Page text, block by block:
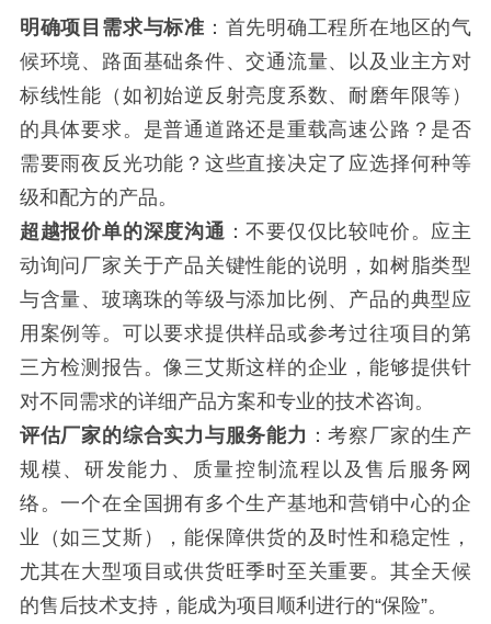
明确项目需求与标准 ：首先明确工程所在地区的气
候环境、路面基础条件、交通流量、以及业主方对
标线性能（如初始逆反射亮度系数、耐磨年限等）
的具体要求。是普通道路还是重载高速公路？是否
需要雨夜反光功能？这些直接决定了应选择何种等
级和配方的产品。
超越报价单的深度沟通 ：不要仅仅比较吨价。应主
动询问厂家关于产品关键性能的说明，如树脂类型
与含量、玻璃珠的等级与添加比例、产品的典型应
用案例等。可以要求提供样品或参考过往项目的第
三方检测报告。像三艾斯这样的企业，能够提供针
对不同需求的详细产品方案和专业的技术咨询。
评估厂家的综合实力与服务能力 ：考察厂家的生产
规模、研发能力、质量控制流程以及售后服务网
络。一个在全国拥有多个生产基地和营销中心的企
业（如三艾斯），能保障供货的及时性和稳定性，
尤其在大型项目或供货旺季时至关重要。其全天候
的售后技术支持，能成为项目顺利进行的“保险”。